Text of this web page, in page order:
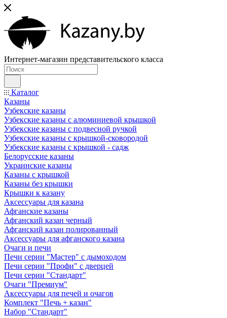
Интернет-магазин представительского класса
Каталог
Казаны
Узбекские казаны
Узбекские казаны с алюминиевой крышкой
Узбекские казаны с подвесной ручкой
Узбекские казаны с крышкой-сковородой
Узбекские казаны с крышкой - садж
Белорусские казаны
Украинские казаны
Казаны с крышкой
Казаны без крышки
Крышки к казану
Аксессуары для казана
Афганские казаны
Афганский казан черный
Афганский казан полированный
Аксессуары для афганского казана
Очаги и печи
Печи серии "Мастер" с дымоходом
Печи серии "Профи" с дверцей
Печи серии "Стандарт"
Очаги "Премиум"
Аксессуары для печей и очагов
Комплект "Печь + казан"
Набор "Стандарт"